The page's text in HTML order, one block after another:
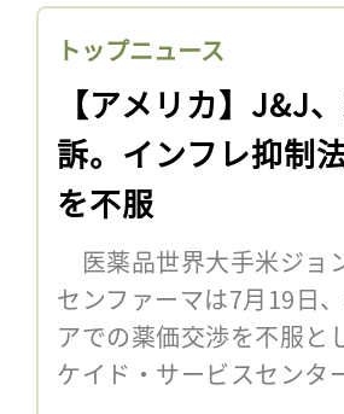
トップニュース
【アメリカ】J&J
訴。インフレ抑制
を不服
医薬品世界大手米ジョ
センファーマは7月19日
アでの薬価交渉を不服と
ケイド・サービスセンタ